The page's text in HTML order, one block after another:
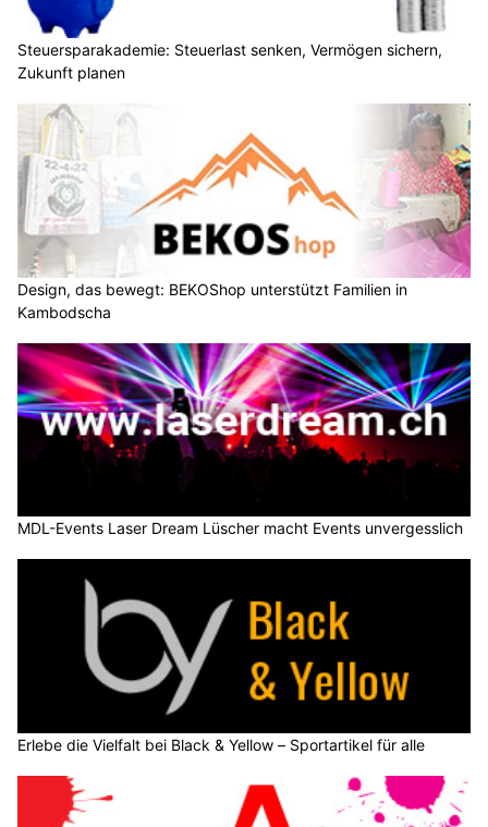
Steuersparakademie: Steuerlast senken, Vermögen sichern,
Zukunft planen
Design, das bewegt: BEKOShop unterstützt Familien in
Kambodscha
MDL-Events Laser Dream Lüscher macht Events unvergesslich
Erlebe die Vielfalt bei Black & Yellow – Sportartikel für alle